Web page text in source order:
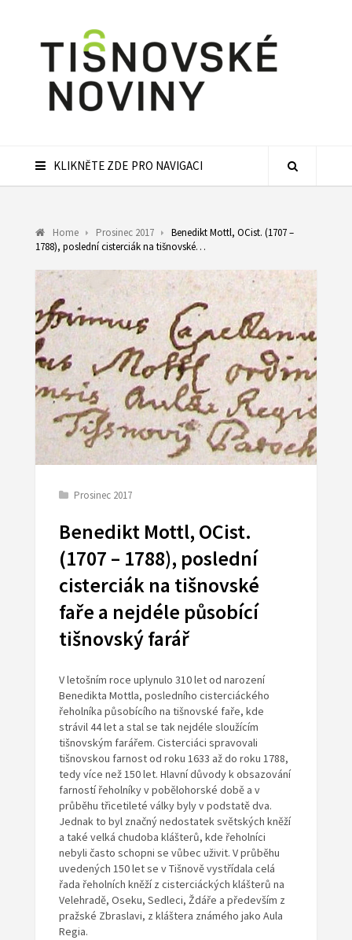
KLIKNĚTE ZDE PRO NAVIGACI
Home Prosinec 2017
Benedikt Mottl, OCist. (1707 –
1788), poslední cisterciák na tišnovské…
Prosinec 2017
Benedikt Mottl, OCist.
(1707 – 1788), poslední
cisterciák na tišnovské
faře a nejdéle působící
tišnovský farář
V letošním roce uplynulo 310 let od narození
Benedikta Mottla, posledního cisterciáckého
řeholníka působícího na tišnovské faře, kde
strávil 44 let a stal se tak nejdéle sloužícím
tišnovským farářem. Cisterciáci spravovali
tišnovskou farnost od roku 1633 až do roku 1788,
tedy více než 150 let. Hlavní důvody k obsazování
farností řeholníky v pobělohorské době a v
průběhu třicetileté války byly v podstatě dva.
Jednak to byl značný nedostatek světských kněží
a také velká chudoba klášterů, kde řeholníci
nebyli často schopni se vůbec uživit. V průběhu
uvedených 150 let se v Tišnově vystřídala celá
řada řeholních kněží z cisterciáckých klášterů na
Velehradě, Oseku, Sedleci, Ždáře a především z
pražské Zbraslavi, z kláštera známého jako Aula
Regia.